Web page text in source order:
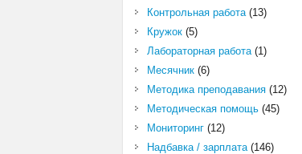
Контрольная работа(13)
Кружок(5)
Лабораторная работа(1)
Месячник(6)
Методика преподавания(12)
Методическая помощь(45)
Мониторинг(12)
Надбавка / зарплата(146)